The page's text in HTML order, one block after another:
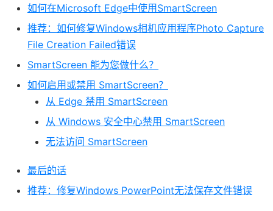
如何在Microsoft Edge中使用SmartScreen
推荐：如何修复Windows相机应用程序Photo Capture
File Creation Failed错误
SmartScreen 能为您做什么？
如何启用或禁用 SmartScreen？
从 Edge 禁用 SmartScreen
从 Windows 安全中心禁用 SmartScreen
无法访问 SmartScreen
最后的话
推荐：修复Windows PowerPoint无法保存文件错误